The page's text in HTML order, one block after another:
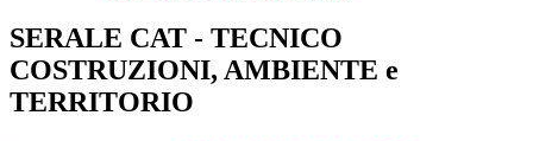
SERALE CAT - TECNICO
COSTRUZIONI, AMBIENTE e
TERRITORIO